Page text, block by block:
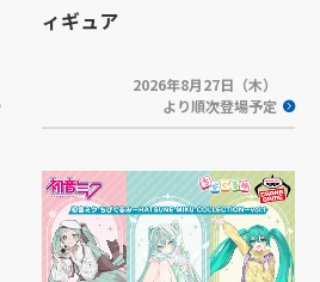
ィギュア
2026年8月27日（木）
より順次登場予定